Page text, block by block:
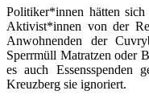
Politiker*innen hätten
Aktivist*innen von der
Anwohnenden der
Sperrmüll Matratzen oder
es auch Essensspenden
Kreuzberg sie ignoriert.